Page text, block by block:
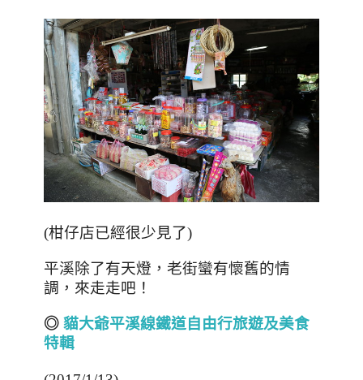
(柑仔店已經很少見了)
平溪除了有天燈，老街蠻有懷舊的情
調，來走走吧！
◎ 貓大爺平溪線鐵道自由行旅遊及美食
特輯